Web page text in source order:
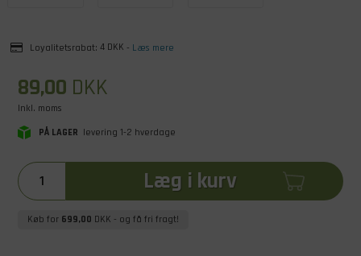
Loyalitetsrabat: 4 DKK - Læs mere
89,00 DKK
Inkl. moms
PÅ LAGER levering 1-2 hverdage
Læg i kurv
Køb for 699,00 DKK - og få fri fragt!